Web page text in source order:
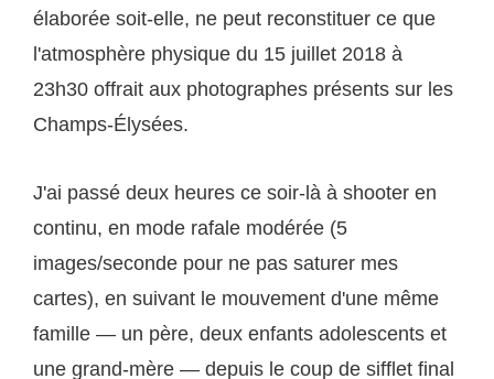
élaborée soit-elle, ne peut reconstituer ce que
l'atmosphère physique du 15 juillet 2018 à
23h30 offrait aux photographes présents sur les
Champs-Élysées.
J'ai passé deux heures ce soir-là à shooter en
continu, en mode rafale modérée (5
images/seconde pour ne pas saturer mes
cartes), en suivant le mouvement d'une même
famille — un père, deux enfants adolescents et
une grand-mère — depuis le coup de sifflet final